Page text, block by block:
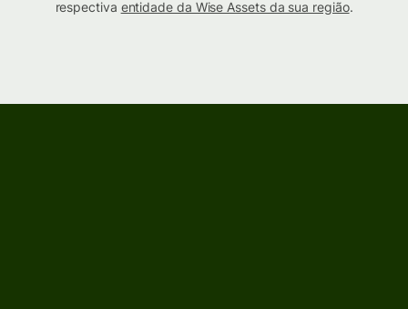
respectiva entidade da Wise Assets da sua região.